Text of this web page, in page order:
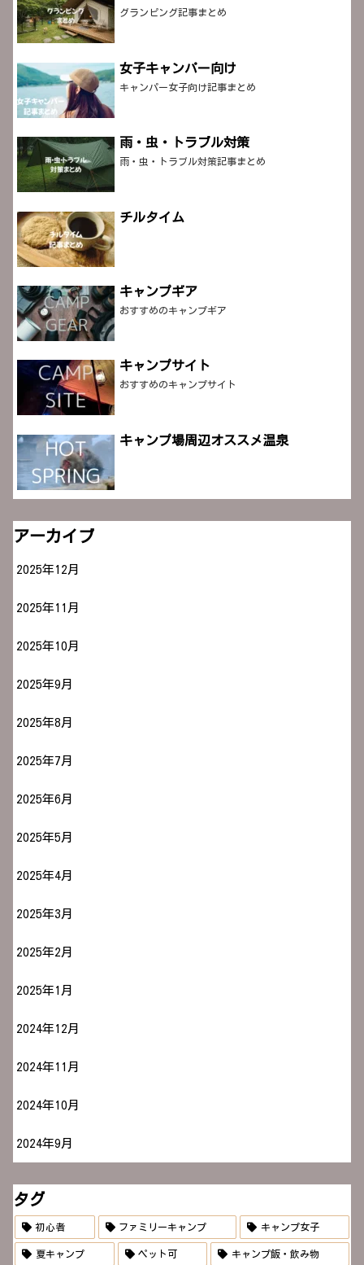
グランピング記事まとめ
女子キャンパー向け
キャンパー女子向け記事まとめ
雨・虫・トラブル対策
雨・虫・トラブル対策記事まとめ
チルタイム
キャンプギア
おすすめのキャンプギア
キャンプサイト
おすすめのキャンプサイト
キャンプ場周辺オススメ温泉
アーカイブ
2025年12月
2025年11月
2025年10月
2025年9月
2025年8月
2025年7月
2025年6月
2025年5月
2025年4月
2025年3月
2025年2月
2025年1月
2024年12月
2024年11月
2024年10月
2024年9月
タグ
初心者 ファミリーキャンプ キャンプ女子
夏キャンプ ペット可 キャンプ飯・飲み物